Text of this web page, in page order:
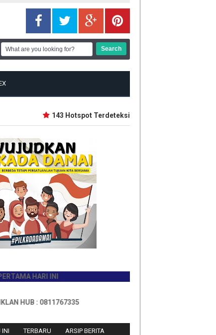
143 Hotspot Terdeteksi di Riau, Rohil Terbanyak
HARI INI
: 0811767335
INI TERBARU ARSIP BERITA